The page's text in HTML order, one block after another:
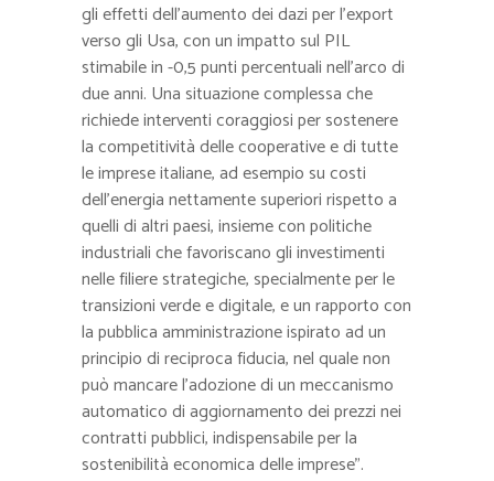
gli effetti dell’aumento dei dazi per l’export
verso gli Usa, con un impatto sul PIL
stimabile in -0,5 punti percentuali nell’arco di
due anni. Una situazione complessa che
richiede interventi coraggiosi per sostenere
la competitività delle cooperative e di tutte
le imprese italiane, ad esempio su costi
dell’energia nettamente superiori rispetto a
quelli di altri paesi, insieme con politiche
industriali che favoriscano gli investimenti
nelle filiere strategiche, specialmente per le
transizioni verde e digitale, e un rapporto con
la pubblica amministrazione ispirato ad un
principio di reciproca fiducia, nel quale non
può mancare l’adozione di un meccanismo
automatico di aggiornamento dei prezzi nei
contratti pubblici, indispensabile per la
sostenibilità economica delle imprese”.